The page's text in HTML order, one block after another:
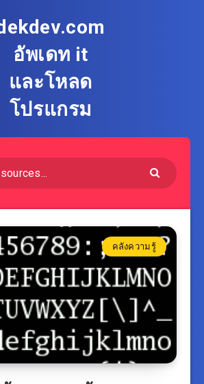
อัพเดท it
และโหลด
โปรแกรม
คลังความรู้